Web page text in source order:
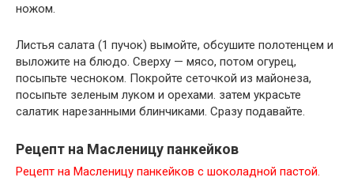
ножом.
Листья салата (1 пучок) вымойте, обсушите полотенцем и
выложите на блюдо. Сверху — мясо, потом огурец,
посыпьте чесноком. Покройте сеточкой из майонеза,
посыпьте зеленым луком и орехами. затем украсьте
салатик нарезанными блинчиками. Сразу подавайте.
Рецепт на Масленицу панкейков
Рецепт на Масленицу панкейков с шоколадной пастой.